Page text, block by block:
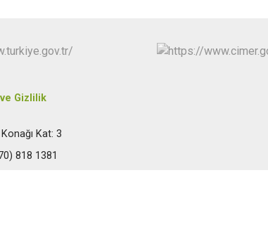
ve Gizlilik
Kat: 3
818 1381